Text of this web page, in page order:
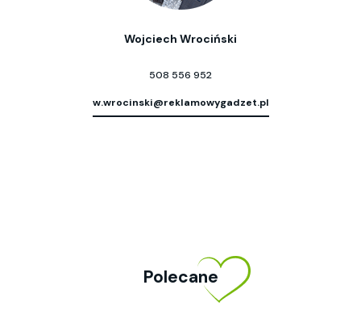
Wojciech Wrociński
508 556 952
w.wrocinski@reklamowygadzet.pl
Polecane